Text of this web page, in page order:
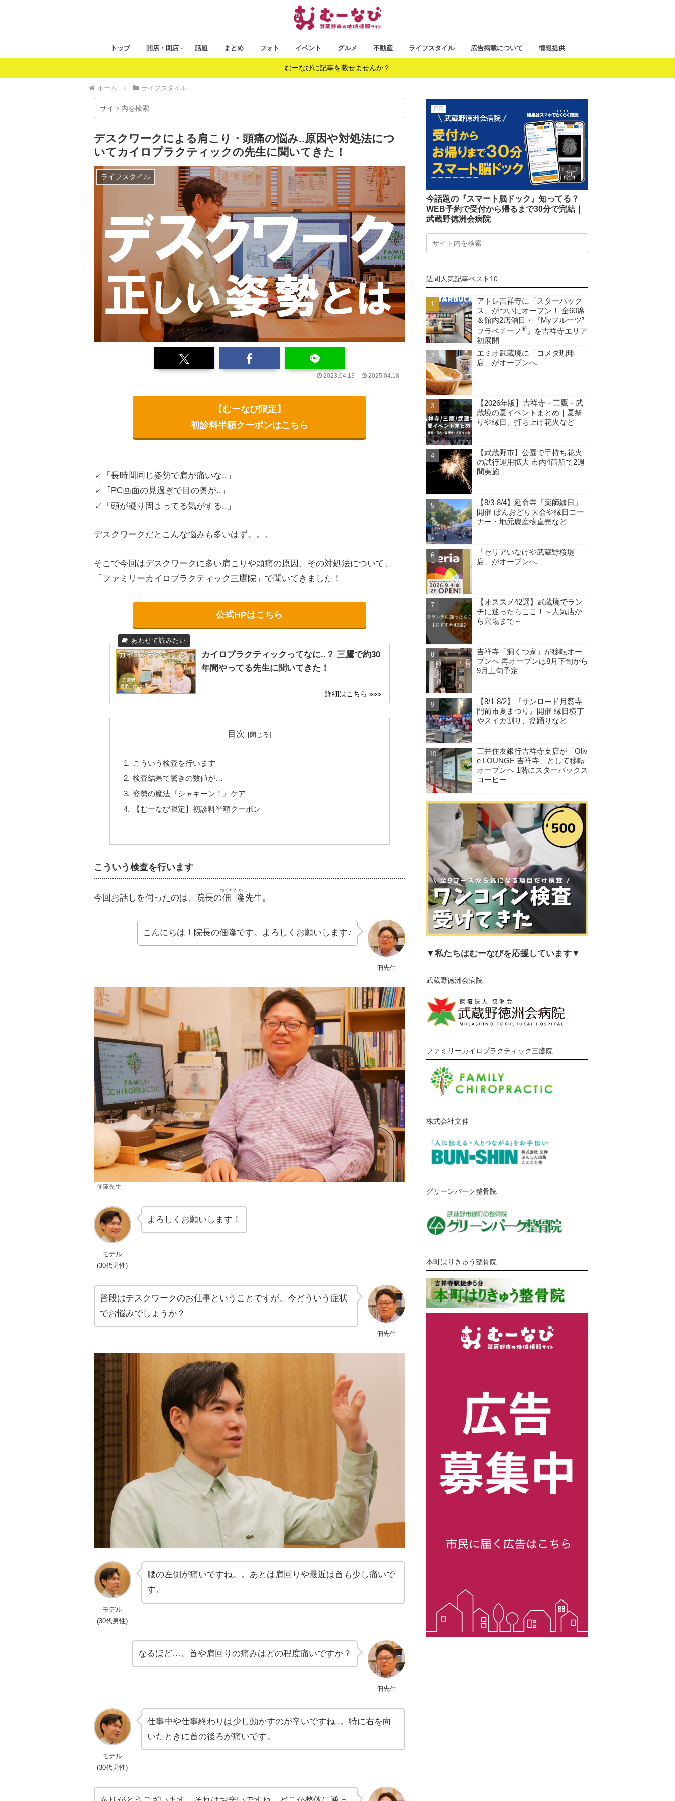
トップ 開店・閉店 話題 まとめ フォト イベント グルメ 不動産 ライフスタイル 広告掲載について 情報提供
むーなびに記事を載せませんか？
ホーム ライフスタイル
デスクワークによる肩こり・頭痛の悩み..原因や対処法につ
いてカイロプラクティックの先生に聞いてきた！
ライフスタイル
2023.04.13 2025.04.18
【むーなび限定】
初診料半額クーポンはこちら
✓「長時間同じ姿勢で肩が痛いな..」
✓「PC画面の見過ぎで目の奥が..」
✓「頭が凝り固まってる気がする..」
デスクワークだとこんな悩みも多いはず。。。
そこで今回はデスクワークに多い肩こりや頭痛の原因、その対処法について、
「ファミリーカイロプラクティック三鷹院」で聞いてきました！
公式HPはこちら
カイロプラクティックってなに..？ 三鷹で約30
年間やってる先生に聞いてきた！
目次
こういう検査を行います
検査結果で驚きの数値が…
姿勢の魔法『シャキーン！』ケア
【むーなび限定】初診料半額クーポン
こういう検査を行います
今回お話しを伺ったのは、院長の佃隆
つくだたかし
先生。
佃先生
こんにちは！院長の佃隆です。よろしくお願いします♪
佃隆先生
モデル
(30代男性)
よろしくお願いします！
佃先生
普段はデスクワークのお仕事ということですが、今どういう症状
でお悩みでしょうか？
モデル
(30代男性)
腰の左側が痛いですね。。あとは肩回りや最近は首も少し痛いで
す。
佃先生
なるほど…。首や肩回りの痛みはどの程度痛いですか？
モデル
(30代男性)
仕事中や仕事終わりは少し動かすのが辛いですね..。特に右を向
いたときに首の後ろが痛いです。
今話題の『スマート脳ドック』知ってる？
WEB予約で受付から帰るまで30分で完結｜
武蔵野徳洲会病院
週間人気記事ベスト10
アトレ吉祥寺に「スターバック
ス」がついにオープン！ 全60席
＆館内2店舗目・『Myフルーツ³
フラペチーノ ®』を吉祥寺エリア
初展開
エミオ武蔵境に「コメダ珈琲
店」がオープンへ
【2026年版】吉祥寺・三鷹・武
蔵境の夏イベントまとめ｜夏祭
りや縁日、打ち上げ花火など
【武蔵野市】公園で手持ち花火
の試行運用拡大 市内4箇所で2週
間実施
【8/3-8/4】延命寺『薬師縁日』
開催 ぼんおどり大会や縁日コー
ナー・地元農産物直売など
「セリアいなげや武蔵野桜堤
店」がオープンへ
【オススメ42選】武蔵境でラン
チに迷ったらここ！～人気店か
ら穴場まで～
吉祥寺「洞くつ家」が移転オー
プンへ 再オープンは8月下旬から
9月上旬予定
【8/1-8/2】『サンロード月窓寺
門前市夏まつり』開催 縁日横丁
やスイカ割り、盆踊りなど
三井住友銀行吉祥寺支店が「Oliv
e LOUNGE 吉祥寺」として移転
オープンへ 1階にスターバックス
コーヒー
▼私たちはむーなびを応援しています▼
武蔵野徳洲会病院
ファミリーカイロプラクティック三鷹院
株式会社文伸
グリーンパーク整骨院
本町はりきゅう整骨院